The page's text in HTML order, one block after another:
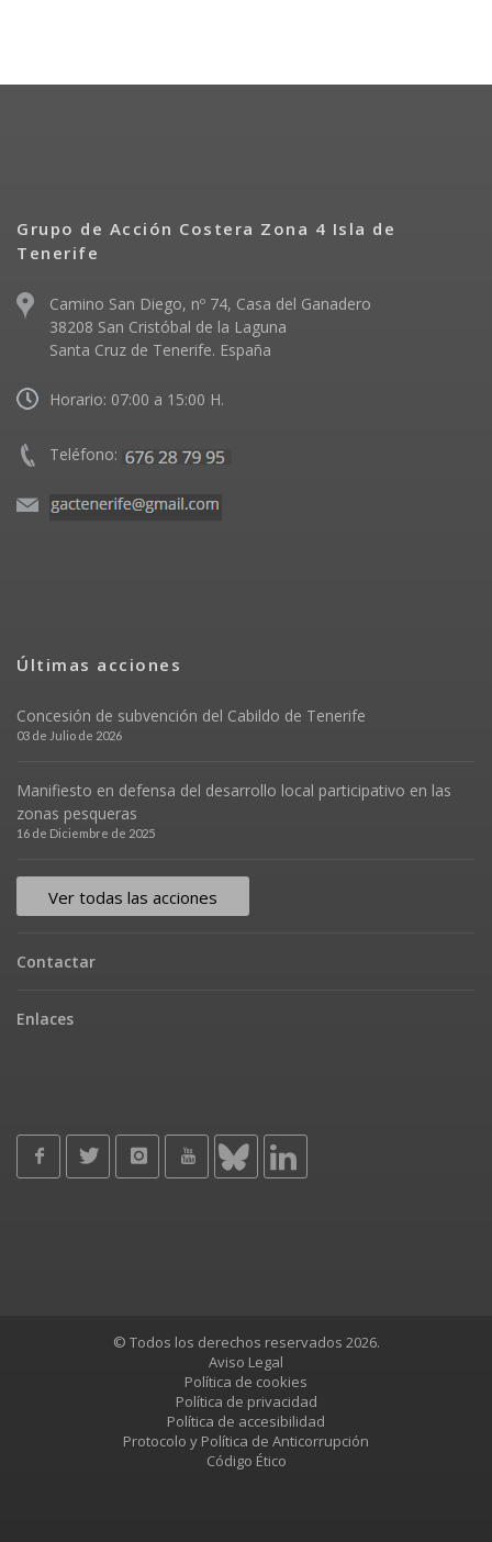
Grupo de Acción Costera Zona 4 Isla de
Tenerife
Camino San Diego, nº 74, Casa del Ganadero
38208 San Cristóbal de la Laguna
Santa Cruz de Tenerife. España
Horario: 07:00 a 15:00 H.
Teléfono:
Últimas acciones
Concesión de subvención del Cabildo de Tenerife
03 de Julio de 2026
Manifiesto en defensa del desarrollo local participativo en las
zonas pesqueras
16 de Diciembre de 2025
Ver todas las acciones
Contactar
Enlaces
© Todos los derechos reservados 2026.
Aviso Legal
Política de cookies
Política de privacidad
Política de accesibilidad
Protocolo y Política de Anticorrupción
Código Ético